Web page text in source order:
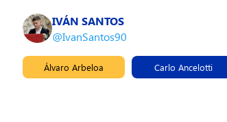
IVÁN SANTOS
@IvanSantos90
Álvaro Arbeloa Carlo Ancelotti